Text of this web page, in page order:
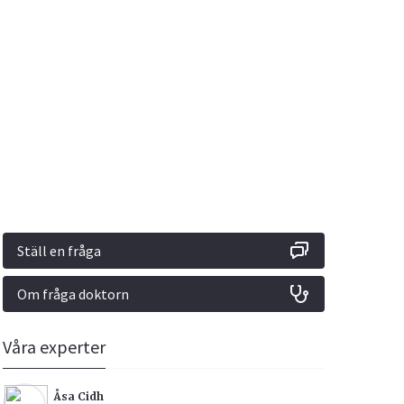
Ställ en fråga
Om fråga doktorn
Våra experter
Åsa Cidh